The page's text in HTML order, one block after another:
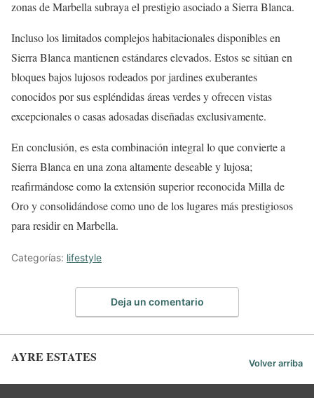
zonas de Marbella subraya el prestigio asociado a Sierra Blanca.
Incluso los limitados complejos habitacionales disponibles en
Sierra Blanca mantienen estándares elevados. Estos se sitúan en
bloques bajos lujosos rodeados por jardines exuberantes
conocidos por sus espléndidas áreas verdes y ofrecen vistas
excepcionales o casas adosadas diseñadas exclusivamente.
En conclusión, es esta combinación integral lo que convierte a
Sierra Blanca en una zona altamente deseable y lujosa;
reafirmándose como la extensión superior reconocida Milla de
Oro y consolidándose como uno de los lugares más prestigiosos
para residir en Marbella.
Categorías: lifestyle
Deja un comentario
AYRE ESTATES Volver arriba